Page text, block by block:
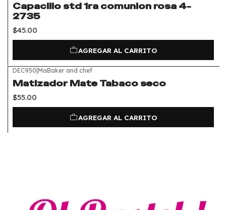
Capacillo std 1ra comunion rosa 4-
2735
$45.00
AGREGAR AL CARRITO
DEC950|MaBaker and chef
Matizador Mate Tabaco seco
$55.00
AGREGAR AL CARRITO